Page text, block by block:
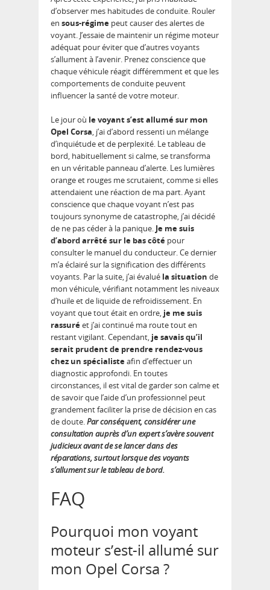
d’observer mes habitudes de conduite. Rouler
en sous-régime peut causer des alertes de
voyant. J’essaie de maintenir un régime moteur
adéquat pour éviter que d’autres voyants
s’allument à l’avenir. Prenez conscience que
chaque véhicule réagit différemment et que les
comportements de conduite peuvent
influencer la santé de votre moteur.
Le jour où le voyant s’est allumé sur mon
Opel Corsa, j’ai d’abord ressenti un mélange
d’inquiétude et de perplexité. Le tableau de
bord, habituellement si calme, se transforma
en un véritable panneau d’alerte. Les lumières
orange et rouges me scrutaient, comme si elles
attendaient une réaction de ma part. Ayant
conscience que chaque voyant n’est pas
toujours synonyme de catastrophe, j’ai décidé
de ne pas céder à la panique. Je me suis
d’abord arrêté sur le bas côté pour
consulter le manuel du conducteur. Ce dernier
m’a éclairé sur la signification des différents
voyants. Par la suite, j’ai évalué la situation de
mon véhicule, vérifiant notamment les niveaux
d’huile et de liquide de refroidissement. En
voyant que tout était en ordre, je me suis
rassuréet j’ai continué ma route tout en
restant vigilant. Cependant, je savais qu’il
serait prudent de prendre rendez-vous
chez un spécialisteafin d’effectuer un
diagnostic approfondi. En toutes
circonstances, il est vital de garder son calme et
de savoir que l’aide d’un professionnel peut
grandement faciliter la prise de décision en cas
de doute.Par conséquent, considérer une
consultation auprès d’un expert s’avère souvent
judicieux avant de se lancer dans des
réparations, surtout lorsque des voyants
s’allument sur le tableau de bord.
FAQ
Pourquoi mon voyant
moteur s’est-il allumé sur
mon Opel Corsa ?